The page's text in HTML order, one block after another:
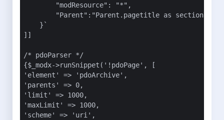
        "modResource": "*",
        "Parent":"Parent.pagetitle as section"
    }`
]]
/* pdoParser */
{$_modx->runSnippet('!pdoPage', [
'element' => 'pdoArchive',
'parents' => 0,
'limit' => 1000,
'maxLimit' => 1000,
'scheme' => 'uri',